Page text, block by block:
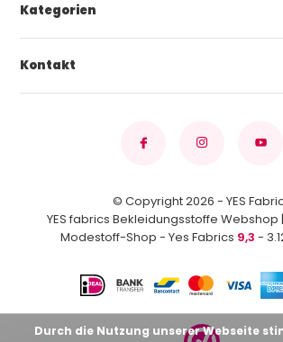
Kategorien
Kontakt
© Copyright 2026 - YES
YES fabrics Bekleidungsstoffe Webshop
Modestoff-Shop - Yes Fabrics 9,3 -
Durch die Nutzung unserer Webseite